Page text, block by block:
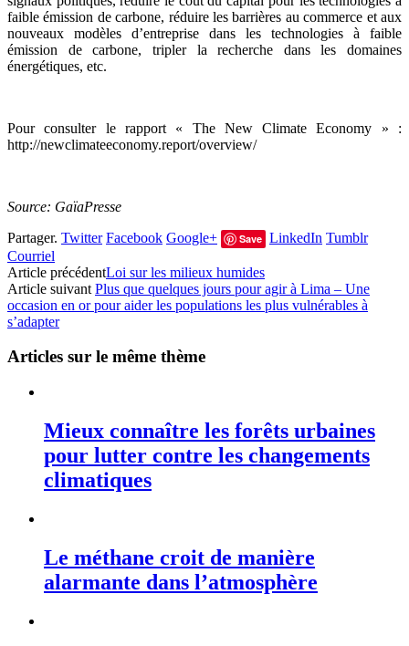
faible émission de carbone, réduire les barrières au commerce et aux
nouveaux modèles d’entreprise dans les technologies à faible
émission de carbone, tripler la recherche dans les domaines
énergétiques, etc.
Pour consulter le rapport « The New Climate Economy » :
http://newclimateeconomy.report/overview/
Source: GaïaPresse
Partager. Twitter Facebook Google+ Save LinkedIn Tumblr
Courriel
Article précédentLoi sur les milieux humides
Article suivant Plus que quelques jours pour agir à Lima – Une
occasion en or pour aider les populations les plus vulnérables à
s’adapter
Articles sur le même thème
Mieux connaître les forêts urbaines
pour lutter contre les changements
climatiques
Le méthane croit de manière
alarmante dans l’atmosphère